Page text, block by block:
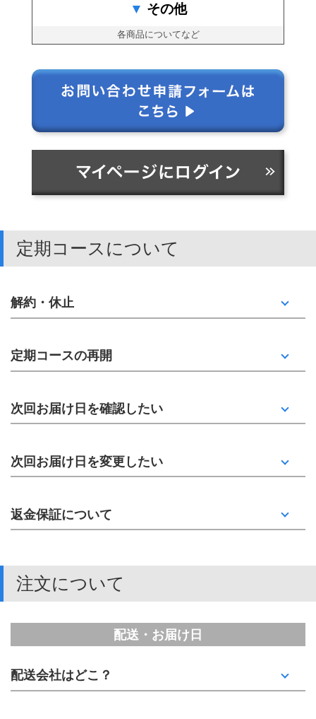
その他
各商品についてなど
定期コースについて
解約・休止
定期コースの再開
次回お届け日を確認したい
次回お届け日を変更したい
返金保証について
注文について
配送・お届け日
配送会社はどこ？